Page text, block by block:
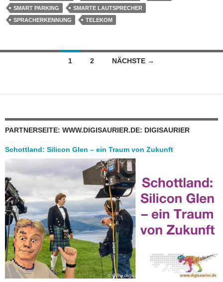
SMART PARKING
SMARTE LAUTSPRECHER
SPRACHERKENNUNG
TELEKOM
Beitragsnavigation
1 2 NÄCHSTE →
PARTNERSEITE: WWW.DIGISAURIER.DE: DIGISAURIER
Schottland: Silicon Glen – ein Traum von Zukunft